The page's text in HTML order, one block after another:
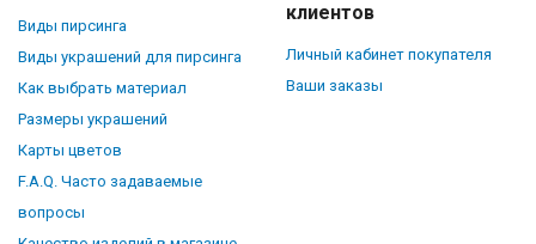
Виды пирсинга
Виды украшений для пирсинга
Как выбрать материал
Размеры украшений
Карты цветов
F.A.Q. Часто задаваемые
вопросы
клиентов
Личный кабинет покупателя
Ваши заказы